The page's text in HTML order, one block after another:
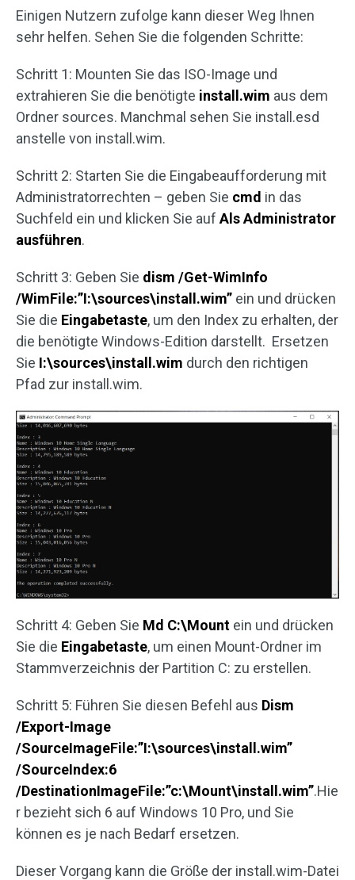
Einigen Nutzern zufolge kann dieser Weg Ihnen
sehr helfen. Sehen Sie die folgenden Schritte:
Schritt 1: Mounten Sie das ISO-Image und
extrahieren Sie die benötigte install.wim aus dem
Ordner sources. Manchmal sehen Sie install.esd
anstelle von install.wim.
Schritt 2: Starten Sie die Eingabeaufforderung mit
Administratorrechten – geben Sie cmd in das
Suchfeld ein und klicken Sie auf Als Administrator
ausführen.
Schritt 3: Geben Sie dism /Get-WimInfo
/WimFile:”I:\sources\install.wim” ein und drücken
Sie die Eingabetaste, um den Index zu erhalten, der
die benötigte Windows-Edition darstellt. Ersetzen
Sie I:\sources\install.wim durch den richtigen
Pfad zur install.wim.
Schritt 4: Geben Sie Md C:\Mount ein und drücken
Sie die Eingabetaste, um einen Mount-Ordner im
Stammverzeichnis der Partition C: zu erstellen.
Schritt 5: Führen Sie diesen Befehl aus Dism
/Export-Image
/SourceImageFile:”I:\sources\install.wim”
/SourceIndex:6
/DestinationImageFile:”c:\Mount\install.wim”.Hie
r bezieht sich 6 auf Windows 10 Pro, und Sie
können es je nach Bedarf ersetzen.
Dieser Vorgang kann die Größe der install.wim-Datei